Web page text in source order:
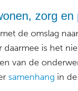
zorg en
de omslag
daarmee is het
van de
samenhang in